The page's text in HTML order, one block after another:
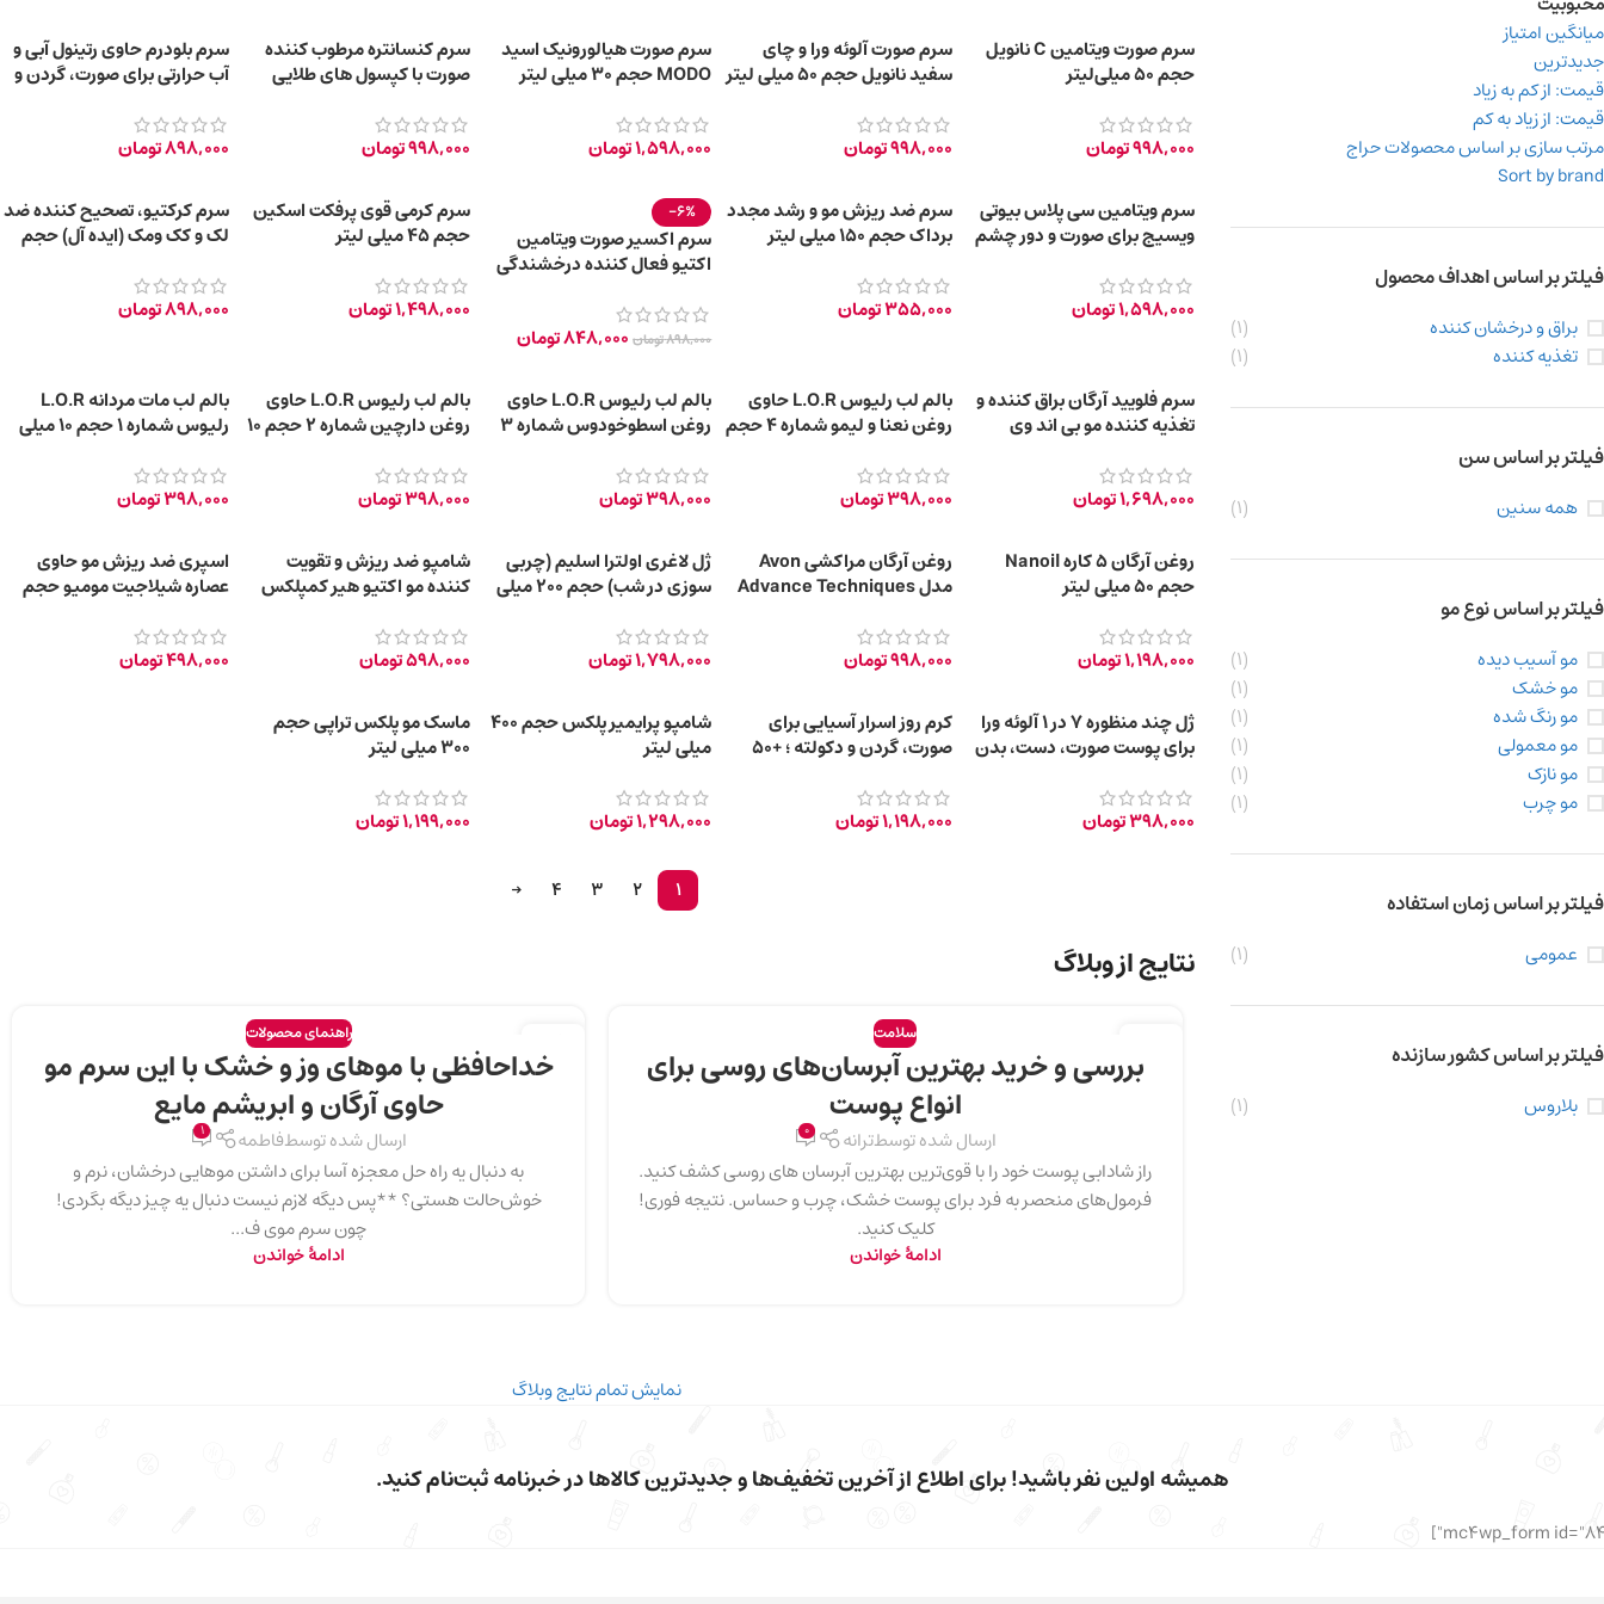
میانگین امتیاز
جدیدترین
قیمت: از کم به زیاد
قیمت: از زیاد به کم
مرتب سازی بر اساس محصولات حراج
Sort by brand
فیلتر بر اساس اهداف محصول
براق و درخشان کننده
(1)
تغذیه کننده
(1)
فیلتر بر اساس سن
همه سنین (1)
فیلتر بر اساس نوع مو
مو آسیب دیده
(1)
مو خشک
(1)
مو رنگ شده
(1)
مو معمولی
(1)
مو نازک
(1)
مو چرب
(1)
فیلتر بر اساس زمان استفاده
عمومی (1)
فیلتر بر اساس کشور سازنده
بلاروس (1)
سرم صورت ویتامین C نانویل
حجم 50 میلی‌لیتر
998,000تومان
سرم صورت آلوئه ورا و چای
سفید نانویل حجم 50 میلی لیتر
998,000تومان
سرم صورت هیالورونیک اسید
MODO حجم 30 میلی‌ لیتر
1,598,000تومان
سرم کنسانتره مرطوب‌ کننده
صورت با کپسول‌ های طلایی
998,000تومان
سرم بلودرم حاوی رتینول آبی و
آب حرارتی برای صورت، گردن و
898,000تومان
سرم ویتامین سی پلاس بیوتی
ویسیج برای صورت و دور چشم
1,598,000تومان
سرم ضد ریزش مو و رشد مجدد
برداک حجم 150 میلی لیتر
355,000تومان
-6%
سرم اکسیر صورت ویتامین
اکتیو فعال کننده درخشندگی
898,000تومان 848,000تومان
سرم کرمی قوی پرفکت اسکین
حجم ۴۵ میلی لیتر
1,498,000تومان
سرم کرکتیو، تصحیح کننده ضد
لک و کک ومک (ایده آل) حجم
898,000تومان
سرم فلویید آرگان براق کننده و
تغذیه کننده مو بی اند وی
1,698,000تومان
بالم لب رلیوس L.O.R حاوی
روغن نعنا و لیمو شماره ۴ حجم
398,000تومان
بالم لب رلیوس L.O.R حاوی
روغن اسطوخودوس شماره ۳
398,000تومان
بالم لب رلیوس L.O.R حاوی
روغن دارچین شماره ۲ حجم 10
398,000تومان
بالم لب مات مردانه L.O.R
رلیوس شماره ۱ حجم 10 میلی
398,000تومان
روغن آرگان ۵ کاره Nanoil
حجم 50 میلی لیتر
1,198,000تومان
روغن آرگان مراکشی Avon
مدل Advance Techniques
998,000تومان
ژل لاغری اولترا اسلیم (چربی
سوزی در شب) حجم ۲۰۰ میلی
1,798,000تومان
شامپو ضد ریزش و تقویت
کننده مو اکتیو هیر کمپلکس
598,000تومان
اسپری ضد ریزش مو حاوی
عصاره شیلاجیت مومیو حجم
498,000تومان
ژل چند منظوره 7 در 1 آلوئه ورا
برای پوست صورت، دست، بدن
398,000تومان
کرم روز اسرار آسیایی برای
صورت، گردن و دکولته ؛ +50
1,198,000تومان
شامپو پرایمیر پلکس حجم ۴۰۰
میلی لیتر
1,298,000تومان
ماسک مو پلکس تراپی حجم
300 میلی لیتر
1,199,000تومان
1
2
3
4
→
نتایج از وبلاگ
دسامبر
سلامت
بررسی و خرید بهترین آبرسان‌های روسی برای
انواع پوست
ارسال شده توسطترانه 0
راز شادابی پوست خود را با قوی‌ترین بهترین آبرسان های روسی کشف کنید.
فرمول‌های منحصر به فرد برای پوست خشک، چرب و حساس. نتیجه فوری!
کلیک کنید.
ادامهٔ خواندن
29
آوریل
راهنمای محصولات
خداحافظی با موهای وز و خشک با این سرم مو
حاوی آرگان و ابریشم مایع
ارسال شده توسطفاطمه 1
به دنبال یه راه حل معجزه آسا برای داشتن موهایی درخشان، نرم و
خوش‌حالت هستی؟ **پس دیگه لازم نیست دنبال یه چیز دیگه بگردی!
چون سرم موی ف...
ادامهٔ خواندن
نمایش تمام نتایج وبلاگ
همیشه اولین نفر باشید! برای اطلاع از آخرین تخفیف‌ها و جدیدترین کالاها در خبرنامه ثبت‌نام کنید.